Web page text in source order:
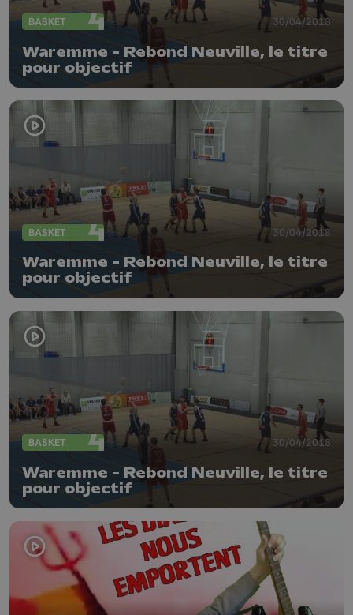
BASKET 30/04/2018
Waremme - Rebond Neuville, le titre
pour objectif
BASKET 30/04/2018
Waremme - Rebond Neuville, le titre
pour objectif
BASKET 30/04/2018
Waremme - Rebond Neuville, le titre
pour objectif